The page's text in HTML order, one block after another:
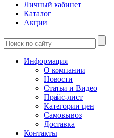
Личный кабинет
Каталог
Акции
Информация
О компании
Новости
Статьи и Видео
Прайс-лист
Категории цен
Самовывоз
Доставка
Контакты